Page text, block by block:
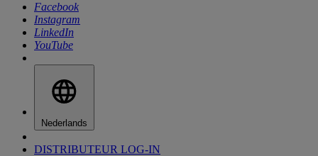
Facebook
Instagram
LinkedIn
YouTube
Nederlands
DISTRIBUTEUR LOG-IN